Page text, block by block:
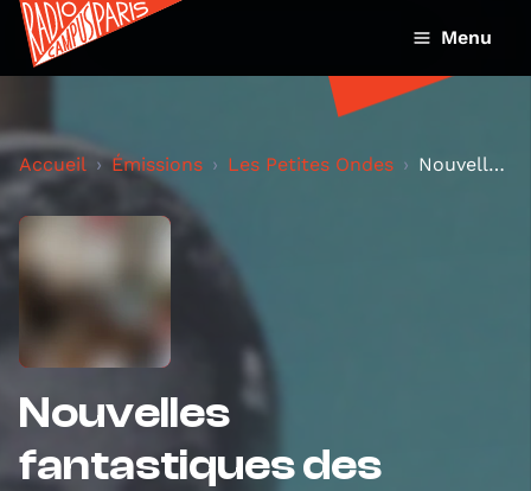
Menu
Accueil Émissions Les Petites Ondes Nouvelles fantastiques des élèves du lycée Viollet...
Nouvelles
fantastiques des